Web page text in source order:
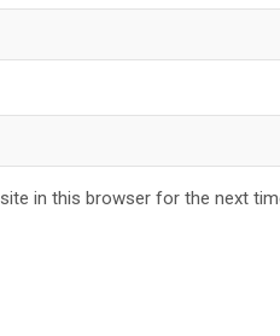
in this browser for the next